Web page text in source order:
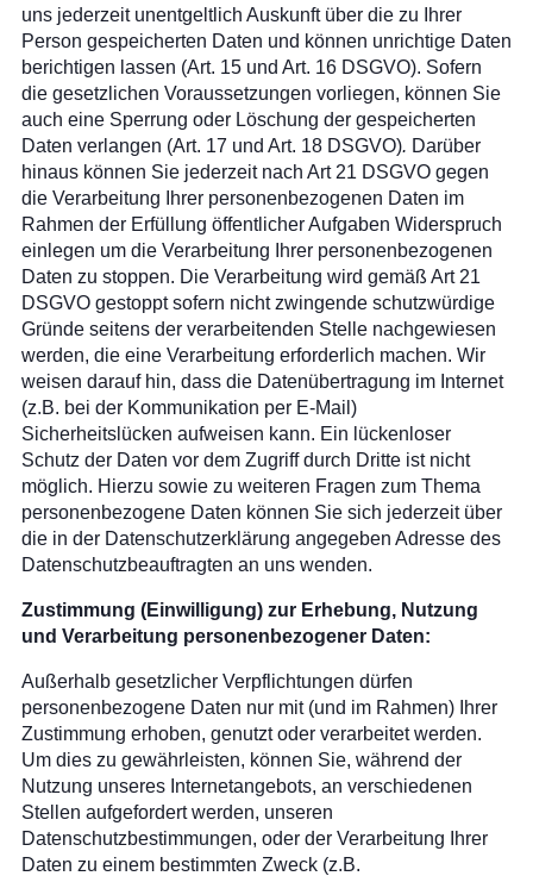
uns jederzeit unentgeltlich Auskunft über die zu Ihrer
Person gespeicherten Daten und können unrichtige Daten
berichtigen lassen (Art. 15 und Art. 16 DSGVO). Sofern
die gesetzlichen Voraussetzungen vorliegen, können Sie
auch eine Sperrung oder Löschung der gespeicherten
Daten verlangen (Art. 17 und Art. 18 DSGVO). Darüber
hinaus können Sie jederzeit nach Art 21 DSGVO gegen
die Verarbeitung Ihrer personenbezogenen Daten im
Rahmen der Erfüllung öffentlicher Aufgaben Widerspruch
einlegen um die Verarbeitung Ihrer personenbezogenen
Daten zu stoppen. Die Verarbeitung wird gemäß Art 21
DSGVO gestoppt sofern nicht zwingende schutzwürdige
Gründe seitens der verarbeitenden Stelle nachgewiesen
werden, die eine Verarbeitung erforderlich machen. Wir
weisen darauf hin, dass die Datenübertragung im Internet
(z.B. bei der Kommunikation per E-Mail)
Sicherheitslücken aufweisen kann. Ein lückenloser
Schutz der Daten vor dem Zugriff durch Dritte ist nicht
möglich. Hierzu sowie zu weiteren Fragen zum Thema
personenbezogene Daten können Sie sich jederzeit über
die in der Datenschutzerklärung angegeben Adresse des
Datenschutzbeauftragten an uns wenden.
Zustimmung (Einwilligung) zur Erhebung, Nutzung
und Verarbeitung personenbezogener Daten:
Außerhalb gesetzlicher Verpflichtungen dürfen
personenbezogene Daten nur mit (und im Rahmen) Ihrer
Zustimmung erhoben, genutzt oder verarbeitet werden.
Um dies zu gewährleisten, können Sie, während der
Nutzung unseres Internetangebots, an verschiedenen
Stellen aufgefordert werden, unseren
Datenschutzbestimmungen, oder der Verarbeitung Ihrer
Daten zu einem bestimmten Zweck (z.B.